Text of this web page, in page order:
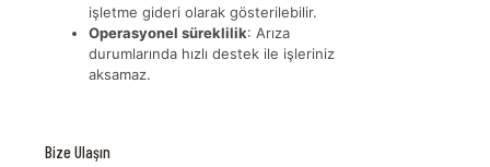
işletme gideri olarak gösterilebilir.
Operasyonel süreklilik: Arıza
durumlarında hızlı destek ile işleriniz
aksamaz.
Bize Ulaşın